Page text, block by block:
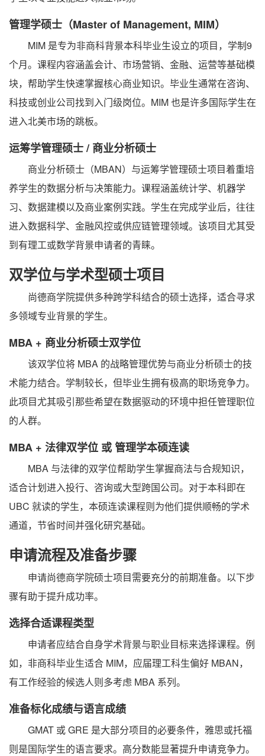
管理学硕士（Master of Management, MIM）
MIM 是专为非商科背景本科毕业生设立的项目，学制9
个月。课程内容涵盖会计、市场营销、金融、运营等基础模
块，帮助学生快速掌握核心商业知识。毕业生通常在咨询、
科技或创业公司找到入门级岗位。MIM 也是许多国际学生在
进入北美市场的跳板。
运筹学管理硕士 / 商业分析硕士
商业分析硕士（MBAN）与运筹学管理硕士项目着重培
养学生的数据分析与决策能力。课程涵盖统计学、机器学
习、数据建模以及商业案例实践。学生在完成学业后，往往
进入数据科学、金融风控或供应链管理领域。该项目尤其受
到有理工或数学背景申请者的青睐。
双学位与学术型硕士项目
尚德商学院提供多种跨学科结合的硕士选择，适合寻求
多领域专业背景的学生。
MBA + 商业分析硕士双学位
该双学位将 MBA 的战略管理优势与商业分析硕士的技
术能力结合。学制较长，但毕业生拥有极高的职场竞争力。
此项目尤其吸引那些希望在数据驱动的环境中担任管理职位
的人群。
MBA + 法律双学位 或 管理学本硕连读
MBA 与法律的双学位帮助学生掌握商法与合规知识，
适合计划进入投行、咨询或大型跨国公司。对于本科即在
UBC 就读的学生，本硕连读课程则为他们提供顺畅的学术
通道，节省时间并强化研究基础。
申请流程及准备步骤
申请尚德商学院硕士项目需要充分的前期准备。以下步
骤有助于提升成功率。
选择合适课程类型
申请者应结合自身学术背景与职业目标来选择课程。例
如，非商科毕业生适合 MIM，应届理工科生偏好 MBAN，
有工作经验的候选人则多考虑 MBA 系列。
准备标化成绩与语言成绩
GMAT 或 GRE 是大部分项目的必要条件，雅思或托福
则是国际学生的语言要求。高分数能显著提升申请竞争力。